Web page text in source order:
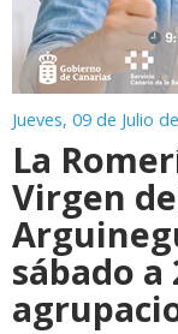
Jueves, 09 de Julio
La
Virgen
sábado a